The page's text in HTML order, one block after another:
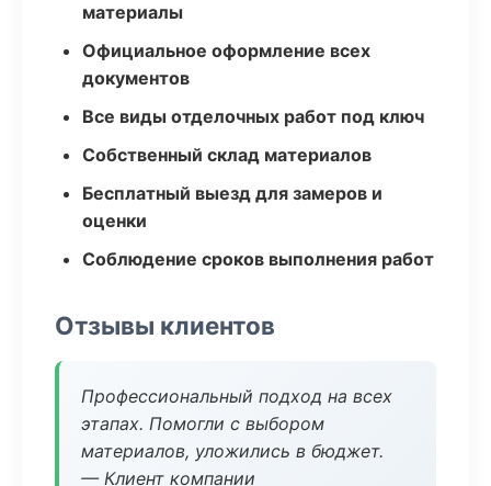
материалы
Официальное оформление всех
документов
Все виды отделочных работ под ключ
Собственный склад материалов
Бесплатный выезд для замеров и
оценки
Соблюдение сроков выполнения работ
Отзывы клиентов
Профессиональный подход на всех
этапах. Помогли с выбором
материалов, уложились в бюджет.
— Клиент компании